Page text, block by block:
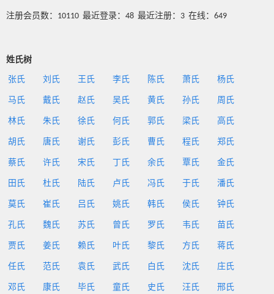
注册会员数：10110 最近登录：48 最近注册：3 在线：649
姓氏树
张氏 刘氏 王氏 李氏 陈氏 萧氏 杨氏
马氏 戴氏 赵氏 吴氏 黄氏 孙氏 周氏
林氏 朱氏 徐氏 何氏 郭氏 梁氏 高氏
胡氏 唐氏 谢氏 彭氏 曹氏 程氏 郑氏
蔡氏 许氏 宋氏 丁氏 余氏 覃氏 金氏
田氏 杜氏 陆氏 卢氏 冯氏 于氏 潘氏
莫氏 崔氏 吕氏 姚氏 韩氏 侯氏 钟氏
孔氏 魏氏 苏氏 曾氏 罗氏 韦氏 苗氏
贾氏 姜氏 赖氏 叶氏 黎氏 方氏 蒋氏
任氏 范氏 袁氏 武氏 白氏 沈氏 庄氏
邓氏 康氏 毕氏 童氏 史氏 汪氏 邢氏